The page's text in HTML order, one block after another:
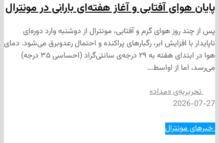
آفتابی و آغاز هفته‌ای بارانی در مونترال
هوای گرم و آفتابی، مونترال از دوشنبه وارد دوره‌ای
ابر، رگبارهای پراکنده و احتمال رعدوبرق می‌شود. دمای
هوا در ابتدای هفته به ۲۹ درجه‌ی سانتی‌گراد (احساسی ۳۵ درجه)
اواسط...
«مداد»